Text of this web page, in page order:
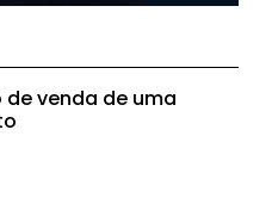
venda de uma